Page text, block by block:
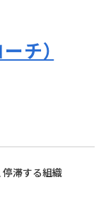
チ）
停滞する組織